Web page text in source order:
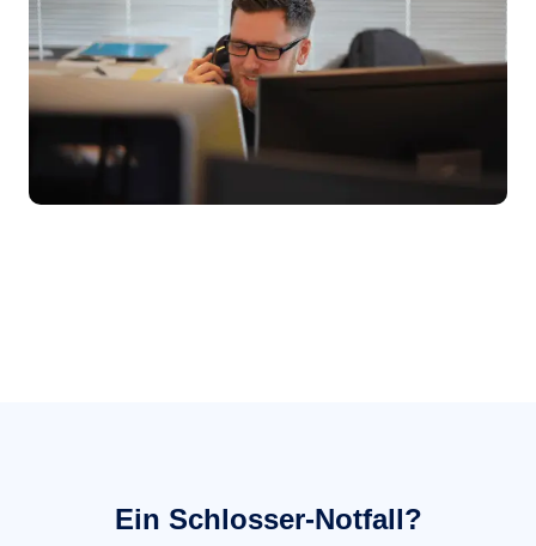
Ein Schlosser-Notfall?